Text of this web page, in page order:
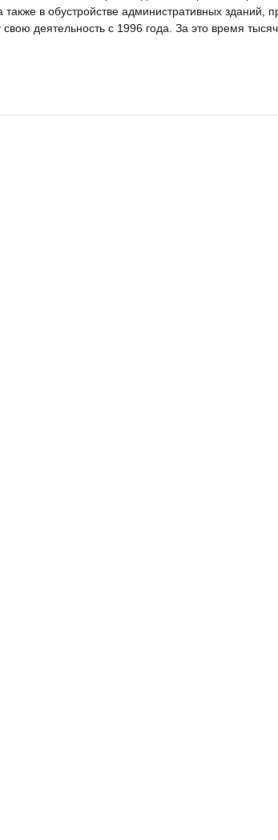
также в обустройстве административных зданий,
деятельность с 1996 года. За это время